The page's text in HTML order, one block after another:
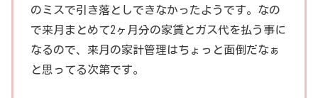
のミスで引き落としできなかったようです。なの
で来月まとめて2ヶ月分の家賃とガス代を払う事に
なるので、来月の家計管理はちょっと面倒だなぁ
と思ってる次第です。